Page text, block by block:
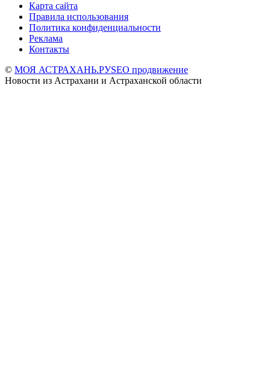
Карта сайта
Правила использования
Политика конфиденциальности
Реклама
Контакты
© МОЯ АСТРАХАНЬ.РУSEO продвижение
Новости из Астрахани и Астраханской области